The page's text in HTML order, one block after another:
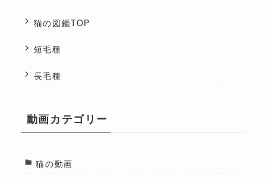
猫の図鑑TOP
短毛種
長毛種
動画カテゴリー
猫の動画